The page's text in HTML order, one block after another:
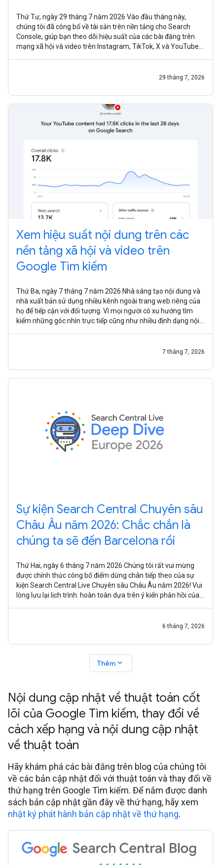
Thứ Tư, ngày 29 tháng 7 năm 2026 Vào đầu tháng này,
chúng tôi đã công bố về tài sản trên nền tảng cho Search
Console, giúp bạn theo dõi hiệu suất của các bài đăng trên
mạng xã hội và video trên Instagram, TikTok, X và YouTube
29 tháng 7, 2026
Xem hiệu suất nội dung trên các
nền tảng xã hội và video trên
Google Tìm kiếm
Thứ Ba, ngày 7 tháng 7 năm 2026 Nhà sáng tạo nội dung và
nhà xuất bản sử dụng nhiều kênh ngoài trang web riêng của
họ để tiếp cận với đối tượng. Vì mọi người có xu hướng tìm
kiếm những góc nhìn trực tiếp cũng như nhiều định dạng nội
7 tháng 7, 2026
Sự kiện Search Central Chuyên sâu
Châu Âu năm 2026: Chắc chắn là
chúng ta sẽ đến Barcelona rồi
Thứ Hai, ngày 6 tháng 7 năm 2026 Chúng tôi rất vui mừng
được chính thức công bố điểm dừng chân tiếp theo của sự
kiện Search Central Live Chuyên sâu Châu Âu năm 2026! Vui
lòng lưu lại lịch trình: hoàn toàn dựa trên ý kiến phản hồi của
6 tháng 7, 2026
Thêmexpand_more
Nội dung cập nhật về thuật toán cốt
lõi của Google Tìm kiếm, thay đổi về
cách xếp hạng và nội dung cập nhật
về thuật toán
Hãy khám phá các bài đăng trên blog của chúng tôi
về các bản cập nhật đối với thuật toán và thay đổi về
thứ hạng trên Google Tìm kiếm. Để nắm được danh
sách bản cập nhật gần đây về thứ hạng, hãy xem
nhật ký phát hành bản cập nhật về thứ hạng.